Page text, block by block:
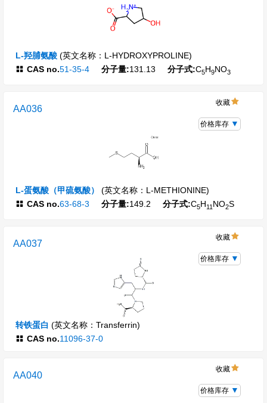
L-羟脯氨酸 (英文名称：L-HYDROXYPROLINE)
CAS no.51-35-4 分子量:131.13 分子式:C5H9NO3
AA036
L-蛋氨酸（甲硫氨酸）
(英文名称：L-METHIONINE)
CAS no.63-68-3 分子量:149.2 分子式:C5H11 NO2S
收藏
价格库存
AA037
转铁蛋白 (英文名称：Transferrin)
CAS no.11096-37-0
收藏
价格库存
AA040
收藏
价格库存